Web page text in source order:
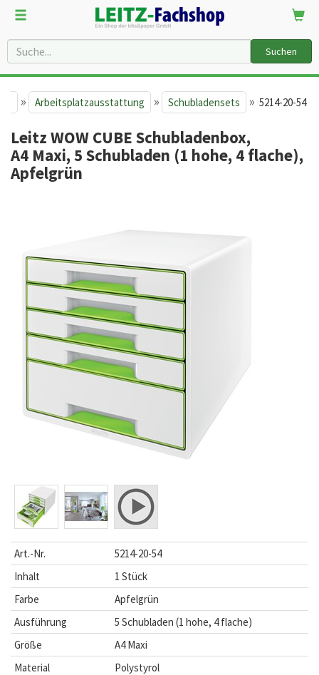
Suchen
» Arbeitsplatzausstattung » Schubladensets » 5214-20-54
Leitz WOW CUBE Schubladenbox,
A4 Maxi, 5 Schubladen (1 hohe, 4 flache),
Apfelgrün
Art.-Nr.
5214-20-54
Inhalt
1 Stück
Farbe
Apfelgrün
Ausführung
5 Schubladen (1 hohe, 4 flache)
Größe
A4 Maxi
Material
Polystyrol